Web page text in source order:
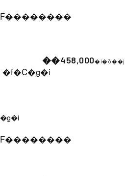
��������
��458,000�i�ō��j
��������